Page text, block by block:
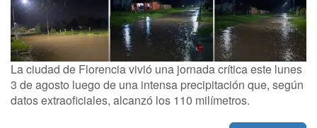
La ciudad de Florencia vivió una jornada crítica este lunes
3 de agosto luego de una intensa precipitación que, según
datos extraoficiales, alcanzó los 110 milímetros.